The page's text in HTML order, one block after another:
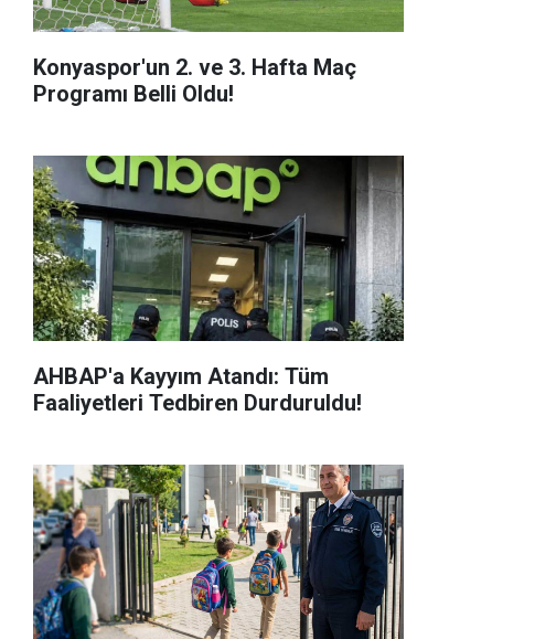
Konyaspor'un 2. ve 3. Hafta Maç
Programı Belli Oldu!
AHBAP'a Kayyım Atandı: Tüm
Faaliyetleri Tedbiren Durduruldu!